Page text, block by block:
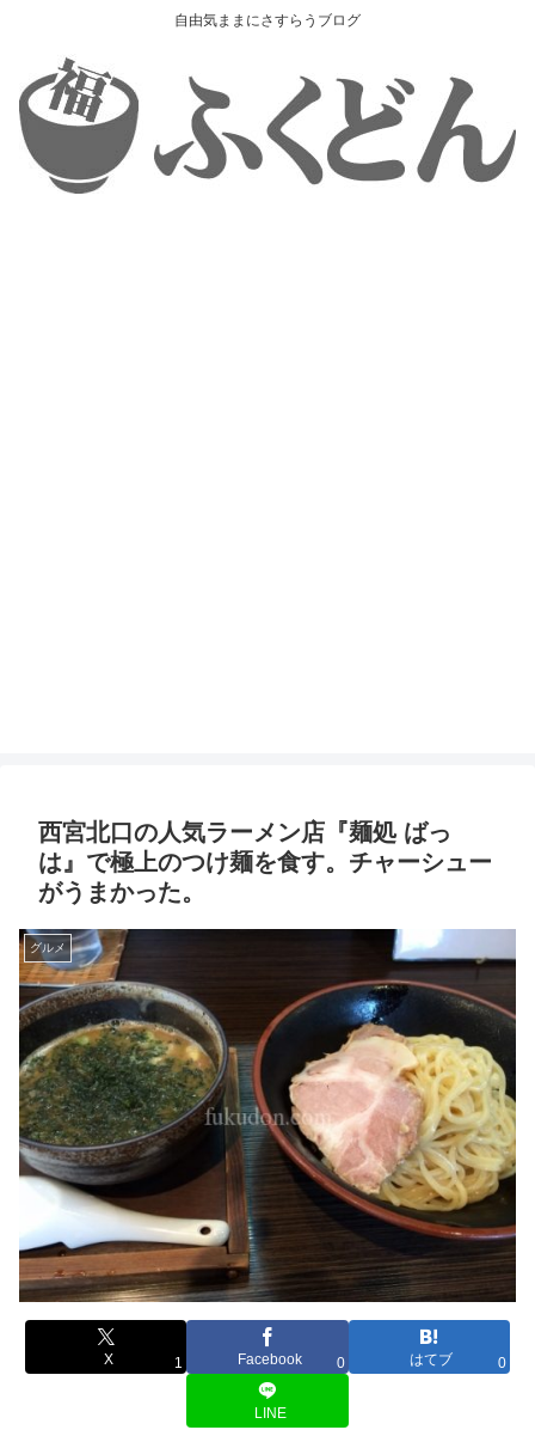
自由気ままにさすらうブログ
西宮北口の人気ラーメン店『麺処 ばっ
は』で極上のつけ麺を食す。チャーシュー
がうまかった。
グルメ
X 1 Facebook 0 はてブ 0
LINE